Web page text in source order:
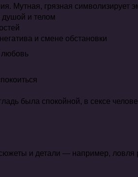
Мутная, грязная символизирует
и телом
и смене обстановки
любовь
была спокойной, в сексе
и детали — например,